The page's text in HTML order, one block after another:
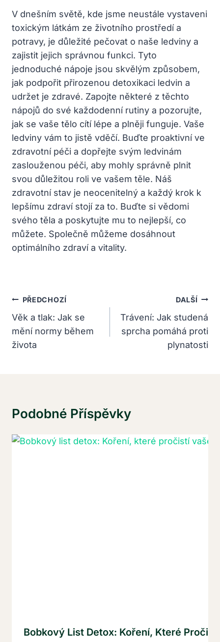
V dnešním světě,​ kde ‍jsme neustále ‌vystaveni
toxickým látkám‍ ze životního prostředí a
potravy, je důležité ⁢pečovat o ⁢naše ledviny a
zajistit jejich ⁢správnou funkci. ⁣Tyto
jednoduché nápoje jsou ⁣skvělým způsobem,
jak podpořit přirozenou⁢ detoxikaci ⁢ledvin a
udržet je zdravé. Zapojte⁤ některé z těchto
nápojů do své každodenní rutiny a ‍pozorujte,
jak​ se vaše tělo cítí lépe ​a plněji ⁤funguje. Vaše
ledviny vám to jistě vděčí. Buďte​ proaktivní ve
zdravotní péči​ a dopřejte svým ledvinám
zaslouženou péči, ​aby mohly správně plnit
svou důležitou ‌roli​ ve vašem těle. ⁣Náš
zdravotní‍ stav je neocenitelný a každý krok k
lepšímu zdraví stojí za to. Buďte si ​vědomi
svého ⁢těla ⁣a poskytujte mu to nejlepší, co
můžete. Společně ​můžeme dosáhnout
⁢optimálního zdraví a ⁣vitality.
Navigace
Pro
Příspěvek
PŘEDCHOZÍ
Věk a tlak: Jak se
mění normy během
života
DALŠÍ
Trávení: Jak studená
sprcha pomáhá proti
plynatosti
Podobné Příspěvky
Bobkový List Detox: Koření, Které